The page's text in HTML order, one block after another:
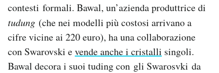
contesti formali. Bawal, un’azienda produttrice di
tudung (che nei modelli più costosi arrivano a
cifre vicine ai 220 euro), ha una collaborazione
con Swarovski evende anche i cristalli singoli.
Bawal decora i suoi tuding con gli Swarosvki da